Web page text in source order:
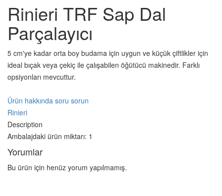
Rinieri TRF Sap Dal
Parçalayıcı
5 cm'ye kadar orta boy budama için uygun ve küçük çiftlikler için
ideal bıçak veya çekiç ile çalışabilen öğütücü makinedir. Farklı
opsiyonları mevcuttur.
Ürün hakkında soru sorun
Rinieri
Description
Ambalajdaki ürün miktarı: 1
Yorumlar
Bu ürün için henüz yorum yapılmamış.